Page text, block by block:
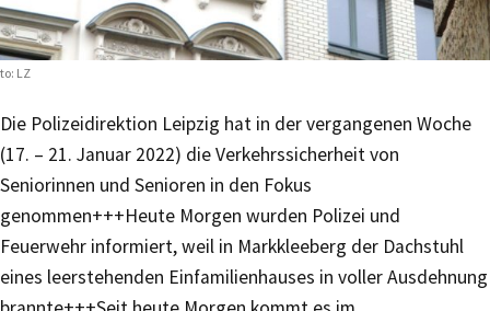
LZ
Die Polizeidirektion Leipzig hat in der vergangenen Woche
(17. – 21. Januar 2022) die Verkehrssicherheit von
Seniorinnen und Senioren in den Fokus
genommen+++Heute Morgen wurden Polizei und
Feuerwehr informiert, weil in Markkleeberg der Dachstuhl
eines leerstehenden Einfamilienhauses in voller Ausdehnung